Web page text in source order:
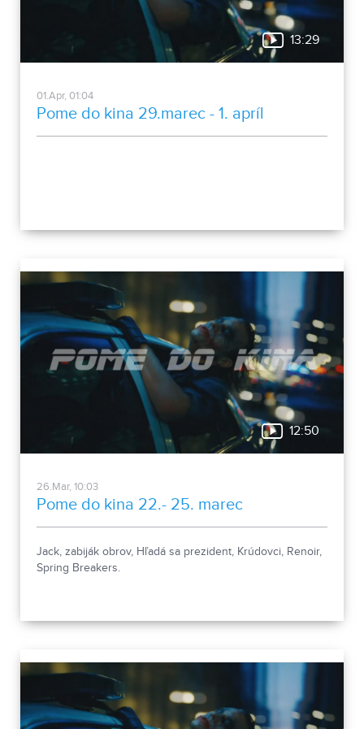
13:29
01.Apr, 01:04
Pome do kina 29.marec - 1. apríl
12:50
26.Mar, 10:03
Pome do kina 22.- 25. marec
Jack, zabiják obrov, Hľadá sa prezident, Krúdovci, Renoir,
Spring Breakers.